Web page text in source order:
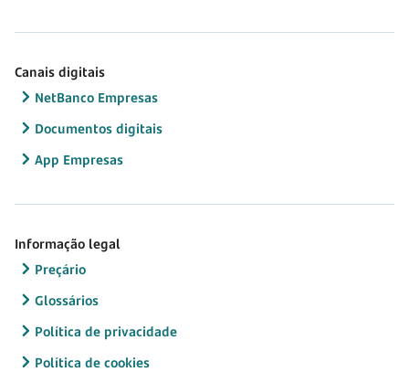
Canais digitais
NetBanco Empresas
Documentos digitais
App Empresas
Informação legal
Preçário
Glossários
Política de privacidade
Política de cookies